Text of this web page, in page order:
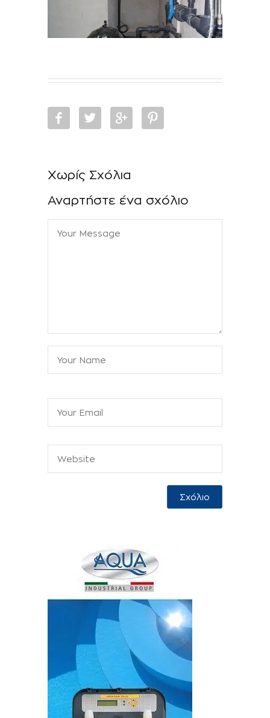
Χωρίς Σχόλια
Αναρτήστε ένα σχόλιο